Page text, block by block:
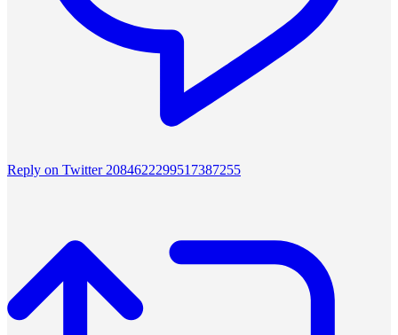
Reply on Twitter 2084622299517387255